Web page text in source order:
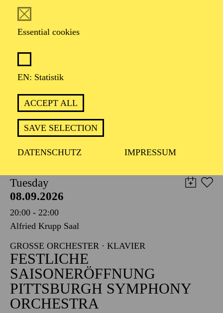
Essential cookies
EN: Statistik
ACCEPT ALL
SAVE SELECTION
DATENSCHUTZ IMPRESSUM
05.09.2026
19:30 - 21:30
BLICK AUF DEN IRAN –
STIMMEN ZUR AKTUELLEN
LAGE
TICKETS
8,00€
Tuesday
08.09.2026
20:00 - 22:00
Alfried Krupp Saal
GROSSE ORCHESTER · KLAVIER
FESTLICHE
SAISONERÖFFNUNG
PITTSBURGH SYMPHONY
ORCHESTRA